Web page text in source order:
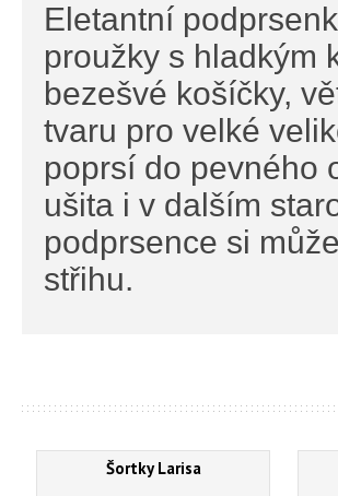
Eletantní
proužky s hladkým
bezešvé košíčky,
tvaru pro velké
poprsí do pevného
ušita i v dalším
podprsence si
střihu.
Šortky Larisa